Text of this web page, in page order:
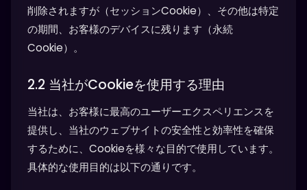
削除されますが（セッションCookie）、その他は特定
の期間、お客様のデバイスに残ります（永続
Cookie）。
2.2 当社がCookieを使用する理由
当社は、お客様に最高のユーザーエクスペリエンスを
提供し、当社のウェブサイトの安全性と効率性を確保
するために、Cookieを様々な目的で使用しています。
具体的な使用目的は以下の通りです。